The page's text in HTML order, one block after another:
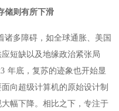
储则有所下滑
诸多障碍，如全球通胀、美国
短缺以及地缘政治紧张局
年底，复苏的迹象也开始显
向超级计算机的原始设计制
幅下降。相比之下，专注于